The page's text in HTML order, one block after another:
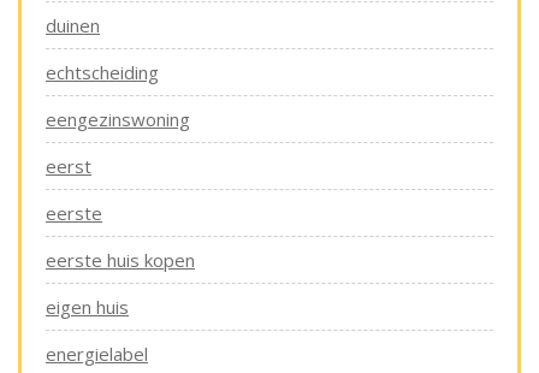
duinen
echtscheiding
eengezinswoning
eerst
eerste
eerste huis kopen
eigen huis
energielabel